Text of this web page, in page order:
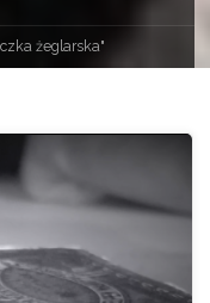
żeglarska"